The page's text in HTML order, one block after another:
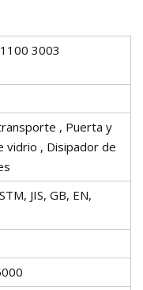
3003
, Puerta y
vidrio , Disipador de
JIS, GB, EN,